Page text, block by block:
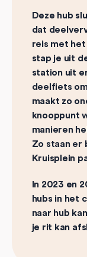
Deze hub
dat
reis met
stap je uit
station uit
deelfiets
maakt zo
knooppunt
manieren
Zo staan er
Kruisplein
In 2023 en
hubs in het
naar hub
je rit kan